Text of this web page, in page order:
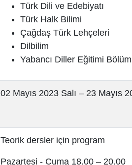
Türk Dili ve Edebiyatı
Türk Halk Bilimi
Çağdaş Türk Lehçeleri
Dilbilim
Yabancı Diller Eğitimi
02 Mayıs 2023 Salı – 23 Mayıs
Teorik dersler için program
Pazartesi - Cuma 18.00 – 20.00